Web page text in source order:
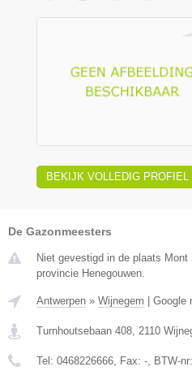
BEKIJK VOLLEDIG PROFIEL
De Gazonmeesters
Niet gevestigd in de plaats
provincie Henegouwen.
Antwerpen » Wijnegem Google
Turnhoutsebaan 408 2110
Tel: 0468226666 , Fax: - , BTW-nr: